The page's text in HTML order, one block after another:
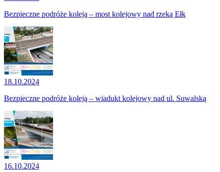
Bezpieczne podróże koleją – most kolejowy nad rzeką Ełk
18.10.2024
Bezpieczne podróże koleją – wiadukt kolejowy nad ul. Suwalską
16.10.2024